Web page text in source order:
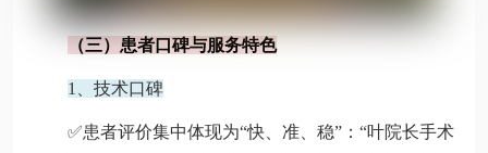
（三）患者口碑与服务特色
1、技术口碑
✅患者评价集中体现为“快、准、稳”：“叶院长手术